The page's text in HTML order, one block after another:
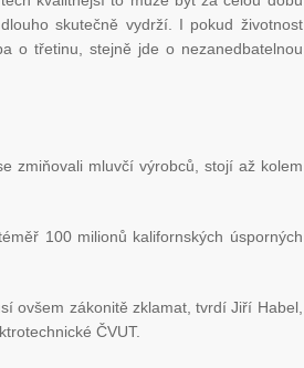
skutečně vydrží. I pokud životnost
o třetinu, stejně jde o nezanedbatelnou
zmiňovali mluvčí výrobců, stojí až kolem
100 milionů kalifornských úsporných
ovšem zákonitě zklamat, tvrdí Jiří Habel,
ČVUT.